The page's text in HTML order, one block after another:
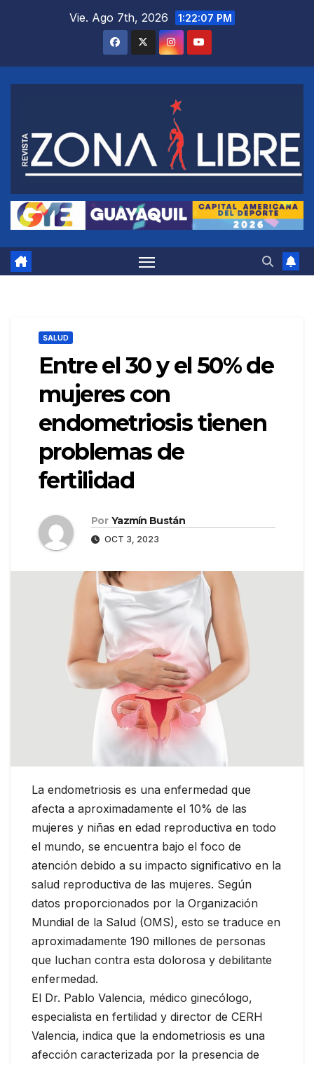
Vie. Ago 7th, 2026 1:22:08 PM
SALUD
Entre el 30 y el 50% de
mujeres con
endometriosis tienen
problemas de
fertilidad
Por Yazmín Bustán
OCT 3, 2023
La endometriosis es una enfermedad que
afecta a aproximadamente el 10% de las
mujeres y niñas en edad reproductiva en todo
el mundo, se encuentra bajo el foco de
atención debido a su impacto significativo en la
salud reproductiva de las mujeres. Según
datos proporcionados por la Organización
Mundial de la Salud (OMS), esto se traduce en
aproximadamente 190 millones de personas
que luchan contra esta dolorosa y debilitante
enfermedad.
El Dr. Pablo Valencia, médico ginecólogo,
especialista en fertilidad y director de CERH
Valencia, indica que la endometriosis es una
afección caracterizada por la presencia de